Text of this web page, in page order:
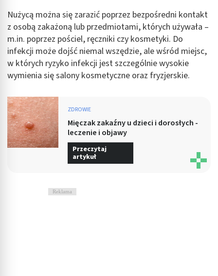
Nużycą można się zarazić poprzez bezpośredni kontakt
z osobą zakażoną lub przedmiotami, których używała –
m.in. poprzez pościel, ręczniki czy kosmetyki. Do
infekcji może dojść niemal wszędzie, ale wśród miejsc,
w których ryzyko infekcji jest szczególnie wysokie
wymienia się salony kosmetyczne oraz fryzjerskie.
ZDROWIE
Mięczak zakaźny u dzieci i dorosłych -
leczenie i objawy
Przeczytaj
artykuł
Reklama